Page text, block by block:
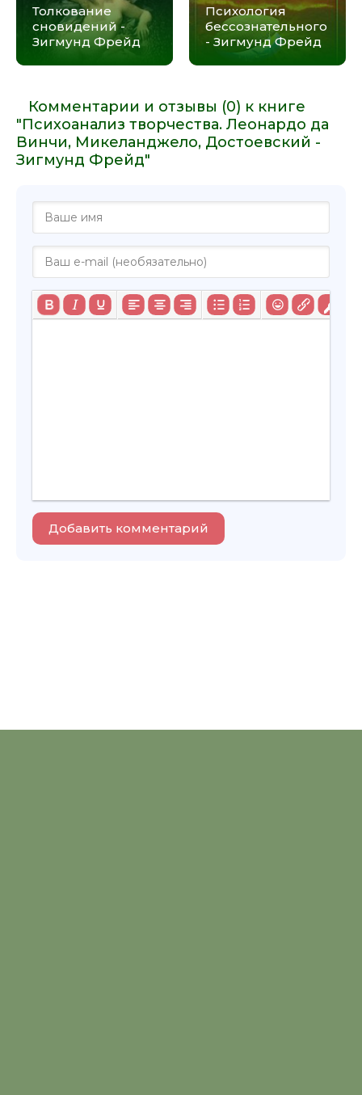
Толкование
сновидений -
Зигмунд Фрейд
Психология
бессознательного
- Зигмунд Фрейд
Комментарии и отзывы (0) к книге
"Психоанализ творчества. Леонардо да
Винчи, Микеланджело, Достоевский -
Зигмунд Фрейд"
Добавить комментарий